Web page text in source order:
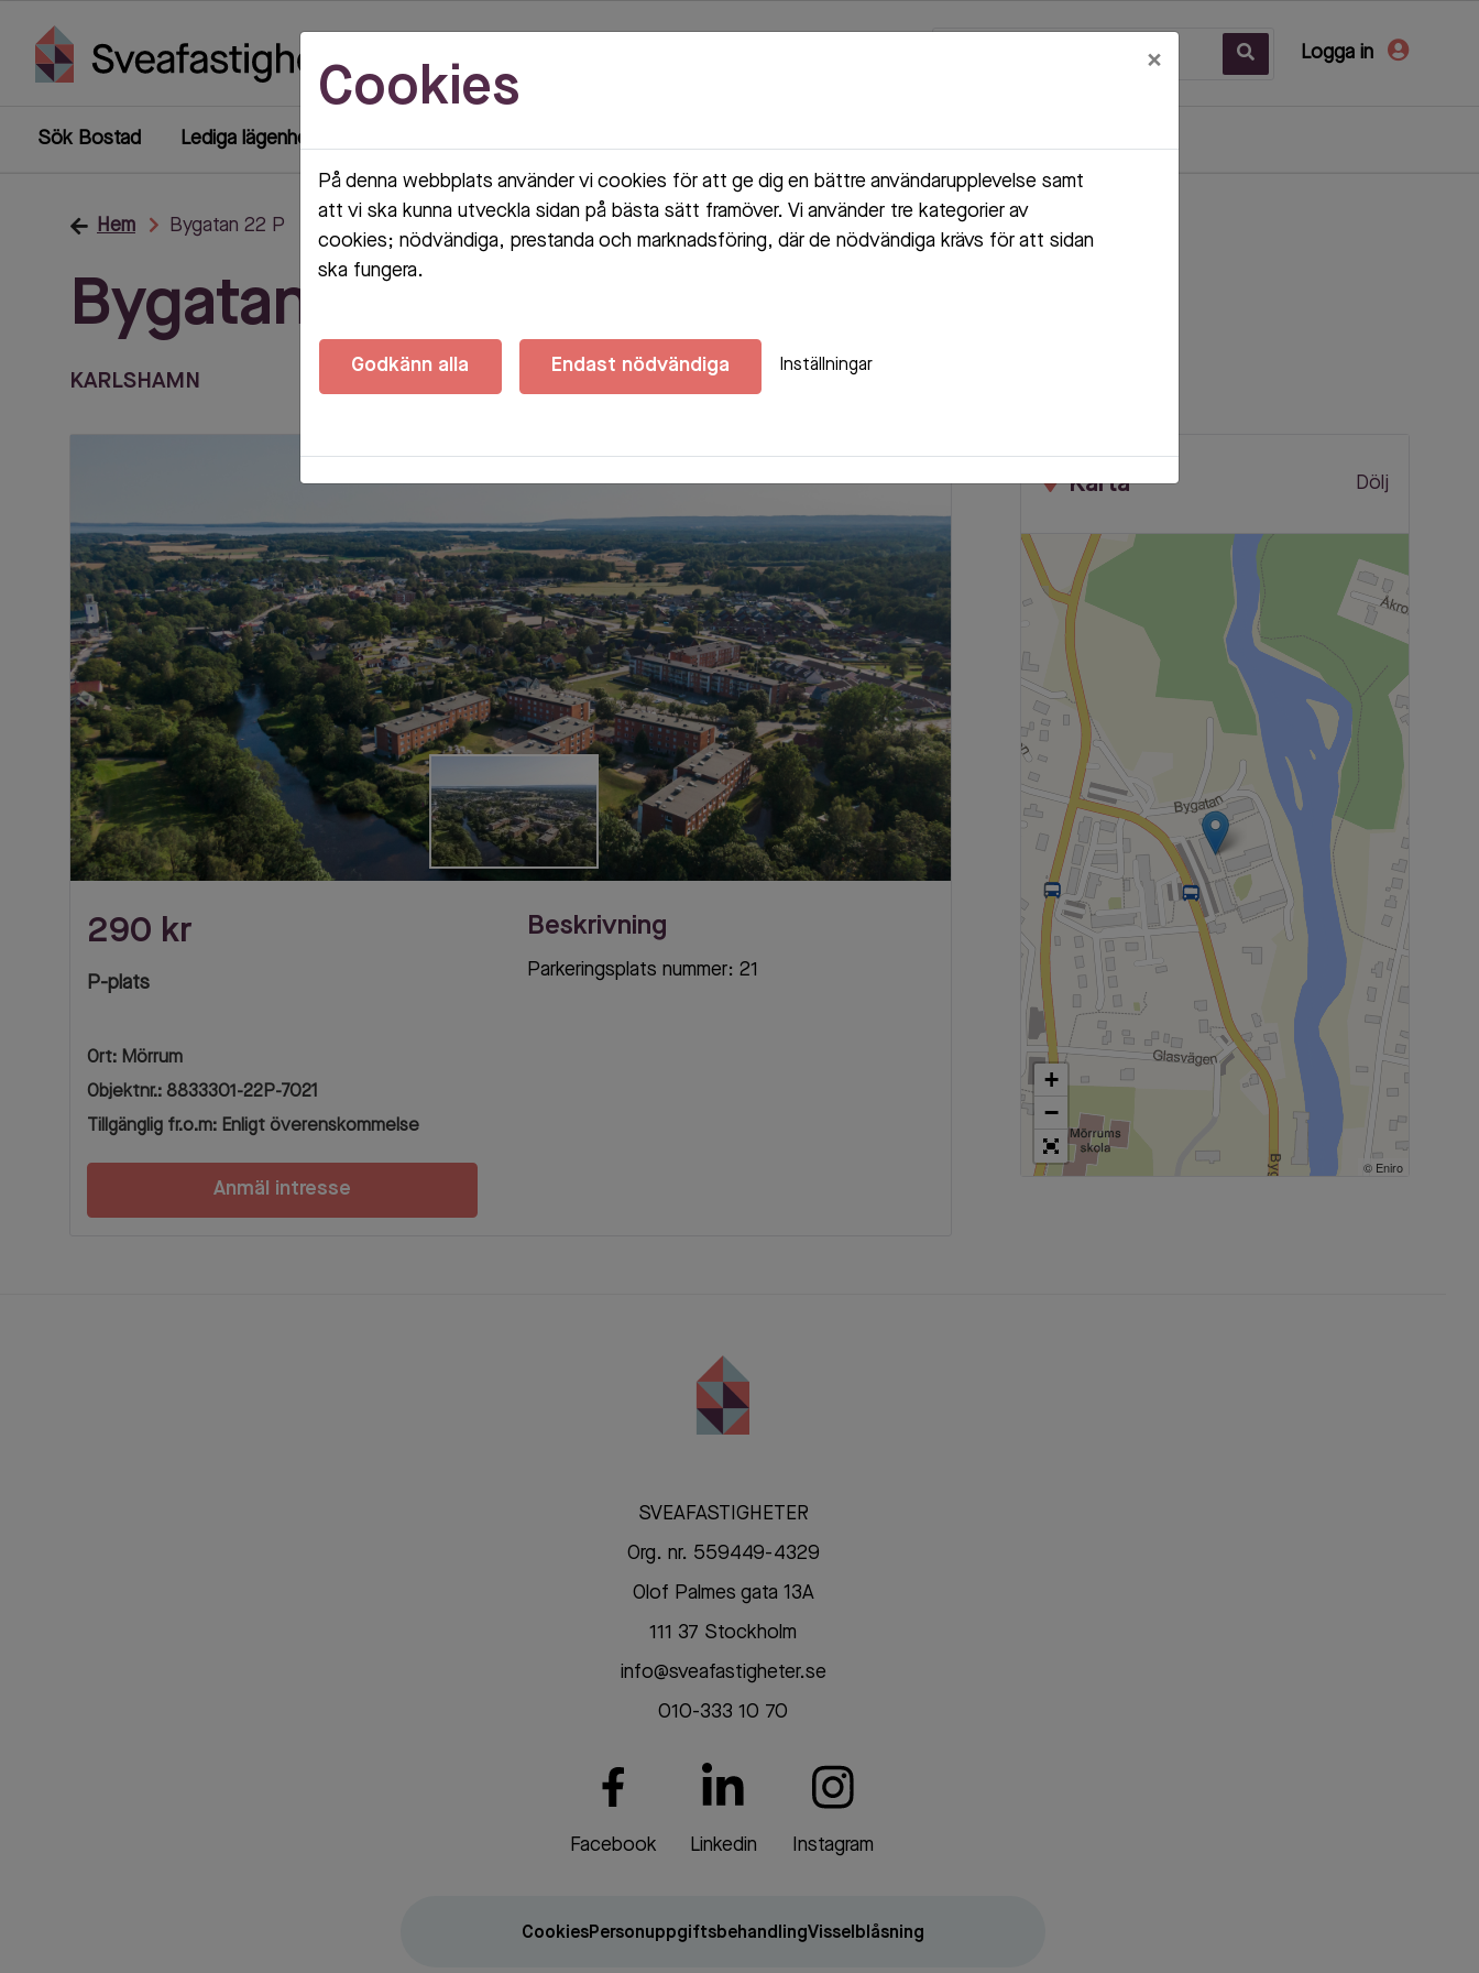
Logga in
Sök Bostad Lediga lägenheter
Hem Bygatan 22 P
Bygatan 22 P
KARLSHAMN
'
290 kr
P-plats
Ort: Mörrum
Objektnr.: 8833301-22P-7021
Tillgänglig fr.o.m: Enligt överenskommelse
Anmäl intresse
Beskrivning
Parkeringsplats nummer: 21
Karta Dölj
+
−
© Eniro
SVEAFASTIGHETER
Org. nr. 559449-4329
Olof Palmes gata 13A
111 37 Stockholm
info@sveafastigheter.se
010-333 10 70
Facebook Linkedin Instagram
CookiesPersonuppgiftsbehandlingVisselblåsning
Cookies ×
På denna webbplats använder vi cookies för att ge dig en bättre användarupplevelse samt
att vi ska kunna utveckla sidan på bästa sätt framöver. Vi använder tre kategorier av
cookies; nödvändiga, prestanda och marknadsföring, där de nödvändiga krävs för att sidan
ska fungera.
Godkänn alla Endast nödvändiga Inställningar